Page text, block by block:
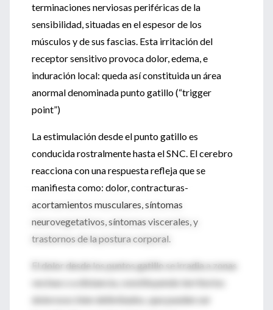
terminaciones nerviosas periféricas de la
sensibilidad, situadas en el espesor de los
músculos y de sus fascias. Esta irritación del
receptor sensitivo provoca dolor, edema, e
induración local: queda así constituida un área
anormal denominada punto gatillo (“trigger
point”)
La estimulación desde el punto gatillo es
conducida rostralmente hasta el SNC. El cerebro
reacciona con una respuesta refleja que se
manifiesta como: dolor, contracturas-
acortamientos musculares, síntomas
neurovegetativos, síntomas viscerales, y
trastornos de la postura corporal.
El dolor desde los puntos gatillo se irradia a zonas
vecinas o a distancia, constituyendo territorios
dolorosos bien delimitados, que pueden ser